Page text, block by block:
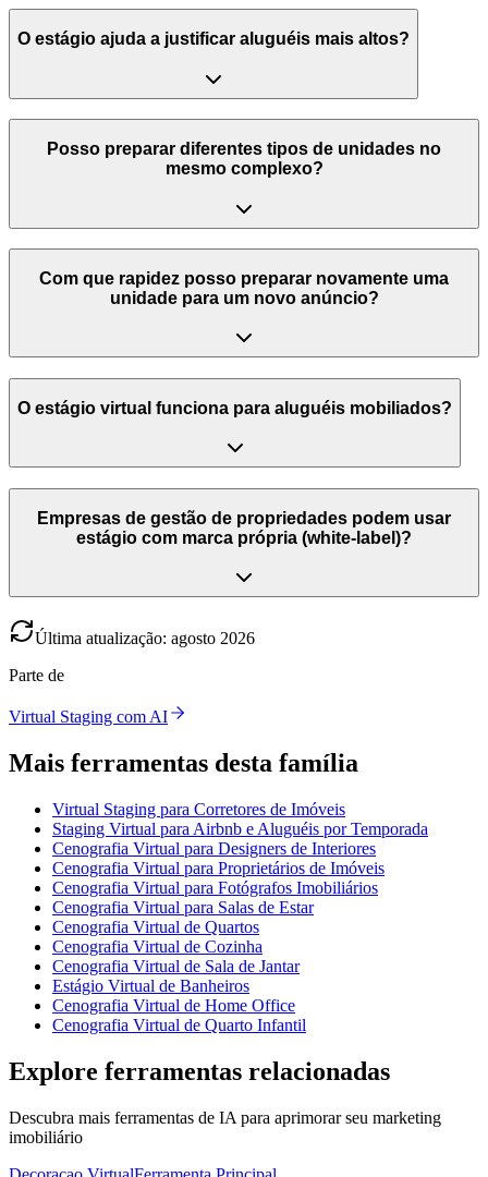
O estágio ajuda a justificar aluguéis mais altos?
Posso preparar diferentes tipos de unidades no
mesmo complexo?
Com que rapidez posso preparar novamente uma
unidade para um novo anúncio?
O estágio virtual funciona para aluguéis mobiliados?
Empresas de gestão de propriedades podem usar
estágio com marca própria (white-label)?
Última atualização: agosto 2026
Parte de
Virtual Staging com AI
Mais ferramentas desta família
Virtual Staging para Corretores de Imóveis
Staging Virtual para Airbnb e Aluguéis por Temporada
Cenografia Virtual para Designers de Interiores
Cenografia Virtual para Proprietários de Imóveis
Cenografia Virtual para Fotógrafos Imobiliários
Cenografia Virtual para Salas de Estar
Cenografia Virtual de Quartos
Cenografia Virtual de Cozinha
Cenografia Virtual de Sala de Jantar
Estágio Virtual de Banheiros
Cenografia Virtual de Home Office
Cenografia Virtual de Quarto Infantil
Explore ferramentas relacionadas
Descubra mais ferramentas de IA para aprimorar seu marketing
imobiliário